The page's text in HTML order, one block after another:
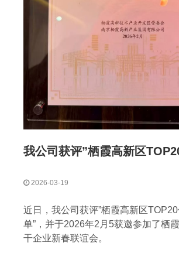
我公司获评”栖霞高新区
2026-03-19
近日，我公司获评”栖霞高新区
单”，并于2026年2月5获邀参加了栖
干企业新春联谊会。